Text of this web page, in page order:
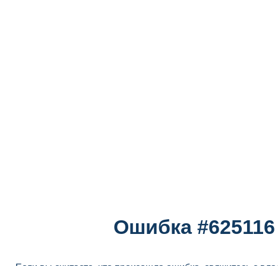
Ошибка #625116